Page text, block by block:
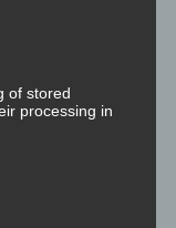
of stored
processing in